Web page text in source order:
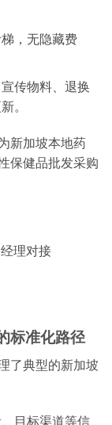
，无隐藏费
传物料、退换
。
新加坡本地药
保健品批发采购
理对接
标准化路径
了典型的新加坡
目标渠道等信